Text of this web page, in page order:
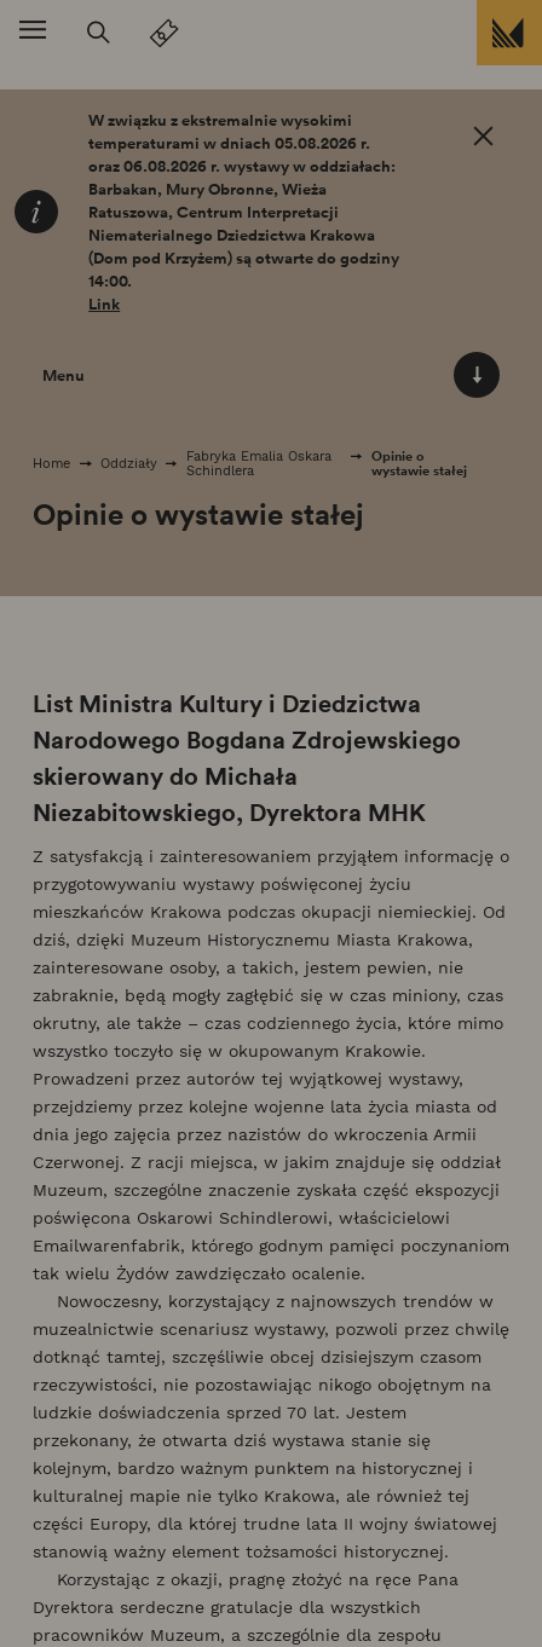
Przejdź do treści
W związku z ekstremalnie wysokimi
temperaturami w dniach 05.08.2026 r.
oraz 06.08.2026 r. wystawy w oddziałach:
Barbakan, Mury Obronne, Wieża
Ratuszowa, Centrum Interpretacji
Niematerialnego Dziedzictwa Krakowa
(Dom pod Krzyżem) są otwarte do godziny
14:00.
Link
Menu
Home Oddziały
Fabryka Emalia Oskara
Schindlera
Opinie o
wystawie stałej
Opinie o wystawie stałej
List Ministra Kultury i Dziedzictwa
Narodowego Bogdana Zdrojewskiego
skierowany do Michała
Niezabitowskiego, Dyrektora MHK
Z satysfakcją i zainteresowaniem przyjąłem informację o
przygotowywaniu wystawy poświęconej życiu
mieszkańców Krakowa podczas okupacji niemieckiej. Od
dziś, dzięki Muzeum Historycznemu Miasta Krakowa,
zainteresowane osoby, a takich, jestem pewien, nie
zabraknie, będą mogły zagłębić się w czas miniony, czas
okrutny, ale także – czas codziennego życia, które mimo
wszystko toczyło się w okupowanym Krakowie.
Prowadzeni przez autorów tej wyjątkowej wystawy,
przejdziemy przez kolejne wojenne lata życia miasta od
dnia jego zajęcia przez nazistów do wkroczenia Armii
Czerwonej. Z racji miejsca, w jakim znajduje się oddział
Muzeum, szczególne znaczenie zyskała część ekspozycji
poświęcona Oskarowi Schindlerowi, właścicielowi
Emailwarenfabrik, którego godnym pamięci poczynaniom
tak wielu Żydów zawdzięczało ocalenie.
Nowoczesny, korzystający z najnowszych trendów w
muzealnictwie scenariusz wystawy, pozwoli przez chwilę
dotknąć tamtej, szczęśliwie obcej dzisiejszym czasom
rzeczywistości, nie pozostawiając nikogo obojętnym na
ludzkie doświadczenia sprzed 70 lat. Jestem
przekonany, że otwarta dziś wystawa stanie się
kolejnym, bardzo ważnym punktem na historycznej i
kulturalnej mapie nie tylko Krakowa, ale również tej
części Europy, dla której trudne lata II wojny światowej
stanowią ważny element tożsamości historycznej.
Korzystając z okazji, pragnę złożyć na ręce Pana
Dyrektora serdeczne gratulacje dla wszystkich
pracowników Muzeum, a szczególnie dla zespołu